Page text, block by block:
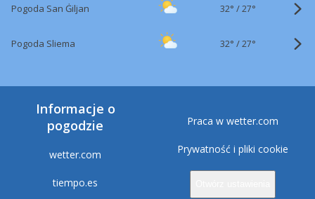
Pogoda San Ġiljan 32° /27°
Pogoda Sliema 32° /27°
Informacje o
pogodzie
wetter.com
tiempo.es
Praca w wetter.com
Prywatność i pliki cookie